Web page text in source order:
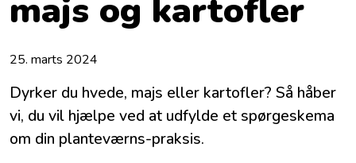
majs og kartofler
25. marts 2024
Dyrker du hvede, majs eller kartofler? Så håber
vi, du vil hjælpe ved at udfylde et spørgeskema
om din planteværns-praksis.